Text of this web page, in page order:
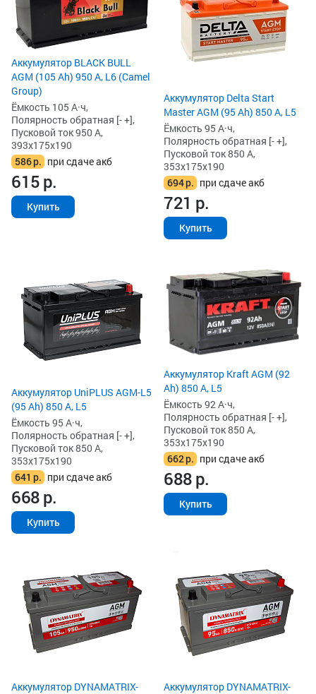
Аккумулятор BLACK BULL
AGM (105 Ah) 950 А, L6 (Camel
Group)
Ёмкость 105 А·ч,
Полярность обратная [- +],
Пусковой ток 950 А,
393x175x190
586р. при сдаче акб
615р.
Купить
Аккумулятор Delta Start
Master AGM (95 Ah) 850 А, L5
Ёмкость 95 А·ч,
Полярность обратная [- +],
Пусковой ток 850 А,
353x175x190
694р. при сдаче акб
721 р.
Купить
Аккумулятор UniPLUS AGM-L5
(95 Ah) 850 А, L5
Ёмкость 95 А·ч,
Полярность обратная [- +],
Пусковой ток 850 А,
353x175x190
641 р. при сдаче акб
668р.
Купить
Аккумулятор Kraft AGM (92
Ah) 850 А, L5
Ёмкость 92 А·ч,
Полярность обратная [- +],
Пусковой ток 850 А,
353x175x190
662р. при сдаче акб
688р.
Купить
Аккумулятор DYNAMATRIX-
Аккумулятор DYNAMATRIX-